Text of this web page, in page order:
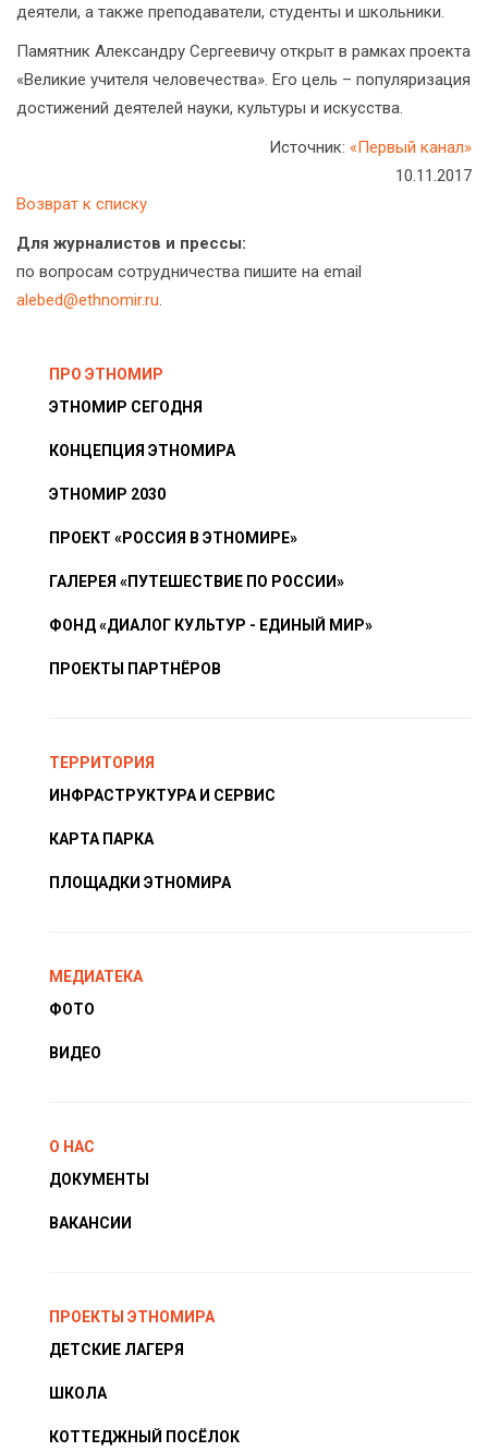
деятели, а также преподаватели, студенты и школьники.
Памятник Александру Сергеевичу открыт в рамках проекта
«Великие учителя человечества». Его цель – популяризация
достижений деятелей науки, культуры и искусства.
Источник: «Первый канал»
10.11.2017
Возврат к списку
Для журналистов и прессы:
по вопросам сотрудничества пишите на email
alebed@ethnomir.ru
ПРО ЭТНОМИР
ЭТНОМИР СЕГОДНЯ
КОНЦЕПЦИЯ ЭТНОМИРА
ЭТНОМИР 2030
ПРОЕКТ «РОССИЯ В ЭТНОМИРЕ»
ГАЛЕРЕЯ «ПУТЕШЕСТВИЕ ПО РОССИИ»
ФОНД «ДИАЛОГ КУЛЬТУР - ЕДИНЫЙ МИР»
ПРОЕКТЫ ПАРТНЁРОВ
ТЕРРИТОРИЯ
ИНФРАСТРУКТУРА И СЕРВИС
КАРТА ПАРКА
ПЛОЩАДКИ ЭТНОМИРА
МЕДИАТЕКА
ФОТО
ВИДЕО
О НАС
ДОКУМЕНТЫ
ВАКАНСИИ
ПРОЕКТЫ ЭТНОМИРА
ДЕТСКИЕ ЛАГЕРЯ
ШКОЛА
КОТТЕДЖНЫЙ ПОСЁЛОК